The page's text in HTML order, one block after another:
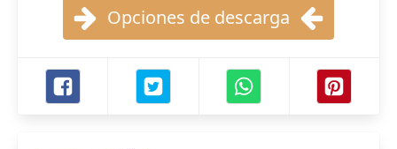
Opciones de descarga